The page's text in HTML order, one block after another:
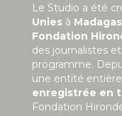
Le Studio a été
Unies à
Fondation
des journalistes
programme.
une entité
enregistrée en
Fondation